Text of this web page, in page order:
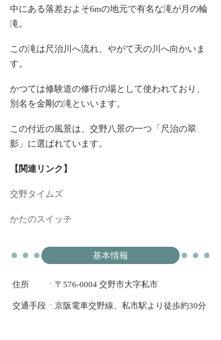
中にある落差およそ6mの地元で有名な滝が月の輪
滝。
この滝は尺治川へ流れ、やがて天の川へ向かいま
す。
かつては修験道の修行の場として使われており、
別名を金剛の滝といいます。
この付近の風景は、交野八景の一つ「尺治の翠
影」に選ばれています。
【関連リンク】
交野タイムズ
かたのスイッチ
基本情報
住所 ― 〒576-0004 交野市大字私市
交通手段 ― 京阪電車交野線、私市駅より徒歩約30分